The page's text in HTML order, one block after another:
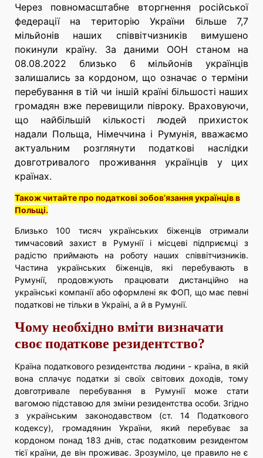
Через повномасштабне вторгнення російської
федерації на територію України більше 7,7
мільйонів наших співвітчизників вимушено
покинули країну. За даними ООН станом на
08.08.2022 близько 6 мільйонів українців
залишались за кордоном, що означає о терміни
перебування в тій чи іншій країні більшості наших
громадян вже перевищили півроку. Враховуючи,
що найбільшій кількості людей прихисток
надали Польща, Німеччина і Румунія, вважаємо
актуальним розглянути податкові наслідки
довготривалого проживання українців у цих
країнах.
Також читайте про податкові зобов’язання українців в
Польщі.
Близько 100 тисяч українських біженців отримали
тимчасовий захист в Румунії і місцеві підприємці з
радістю приймають на роботу наших співвітчизників.
Частина українських біженців, які перебувають в
Румунії, продовжують працювати дистанційно на
українські компанії або оформлені як ФОП, що має певні
податкові не тільки в Україні, а й в Румунії.
Чому необхідно вміти визначати
своє податкове резидентство?
Країна податкового резидентства людини - країна, в якій
вона сплачує податки зі своїх світових доходів, тому
довготривале перебування в Румунії може стати
вагомою підставою для зміни резидентства особи. Згідно
з українським законодавством (ст. 14 Податкового
кодексу), громадянин України, який перебуває за
кордоном понад 183 днів, стає податковим резидентом
тієї країни, де він проживає. Зрозуміло, це правило не є